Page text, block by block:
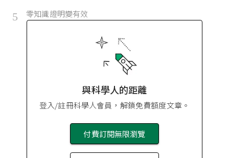
5 零知識證明變有效
與科學人的距離
登入/註冊科學人會員，解鎖免費額度文章。
付費訂閱無限瀏覽